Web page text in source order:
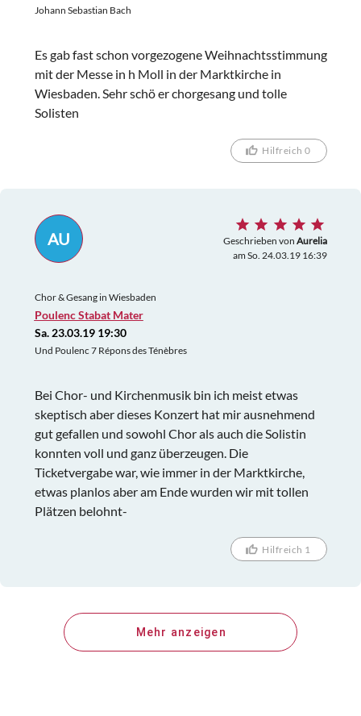
Johann Sebastian Bach
Es gab fast schon vorgezogene Weihnachtsstimmung
mit der Messe in h Moll in der Marktkirche in
Wiesbaden. Sehr schö er chorgesang und tolle
Solisten
Hilfreich 0
AU Geschrieben von Aurelia
am So. 24.03.19 16:39
Chor & Gesang in Wiesbaden
Poulenc Stabat Mater
Sa. 23.03.19 19:30
Und Poulenc 7 Répons des Ténèbres
Bei Chor- und Kirchenmusik bin ich meist etwas
skeptisch aber dieses Konzert hat mir ausnehmend
gut gefallen und sowohl Chor als auch die Solistin
konnten voll und ganz überzeugen. Die
Ticketvergabe war, wie immer in der Marktkirche,
etwas planlos aber am Ende wurden wir mit tollen
Plätzen belohnt-
Hilfreich 1
Mehr anzeigen